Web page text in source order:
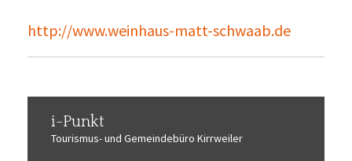
http://www.weinhaus-matt-schwaab.de
i-Punkt
Tourismus-und Gemeindebüro Kirrweiler